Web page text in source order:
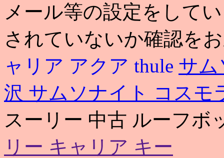
メール等の設定をして
されていないか確認を
ャリア アクア thule サム
沢 サムソナイト コスモ
スーリー 中古 ルーフボ
リー キャリア キー